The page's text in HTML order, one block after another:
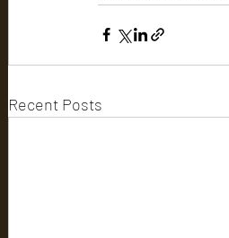
Recent Posts